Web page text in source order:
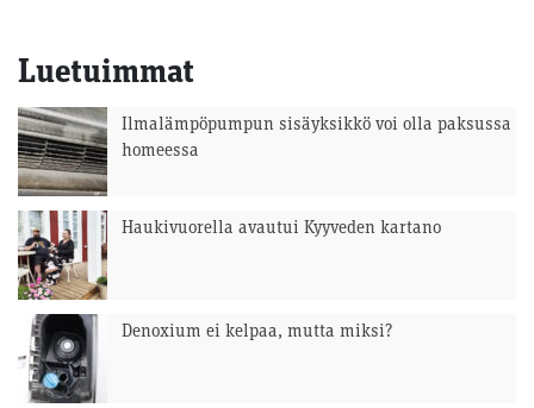
Luetuimmat
Ilmalämpöpumpun sisäyksikkö voi olla paksussa
homeessa
Haukivuorella avautui Kyyveden kartano
Denoxium ei kelpaa, mutta miksi?